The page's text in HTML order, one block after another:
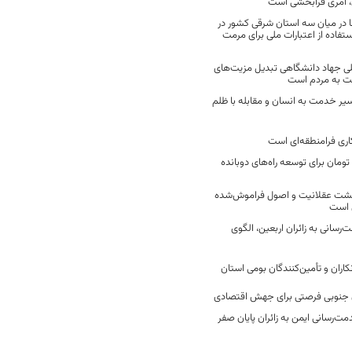
در میان سه استان شرقی کشور در
از اعتبارات ملی برای مرمت
جهاد دانشگاهی تبدیل مزیت‌های
به مردم است
خدمت به انسان و مقابله با ظلم
فرامنطقه‌ای است
میلیارد تومان برای توسعه راه‌های دوبانده
عقلانیت و اصول فراموش‌شده
است
به زائران اربعین، الگوی
و تأمین‌کنندگان بومی استان
فرصتی برای جهش اقتصادی
ایمن به زائران پایان صفر